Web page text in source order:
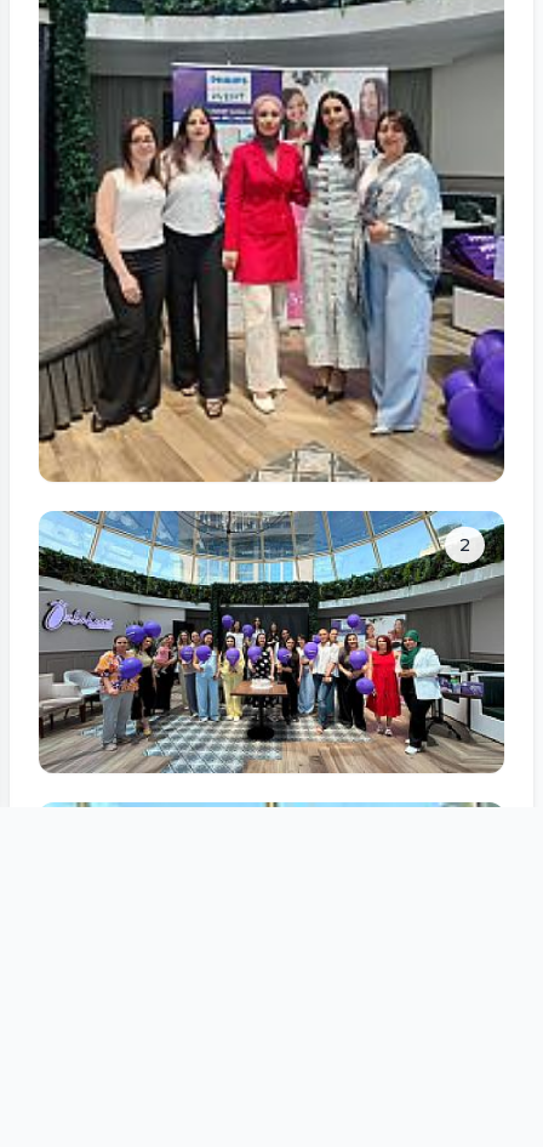
Tam ölçüdə bax
2
Tam ölçüdə bax